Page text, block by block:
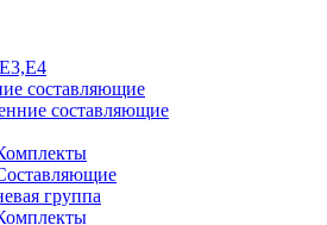
составляющие
составляющие
группа